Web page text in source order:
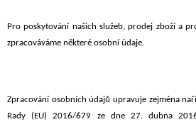
Pro poskytování našich služeb, prodej zboží a
zpracováváme některé osobní údaje.
Zpracování osobních údajů upravuje zejména
Rady (EU) 2016/679 ze dne 27. dubna